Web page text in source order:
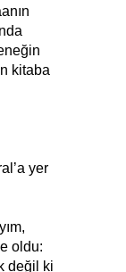
kitaba
yer
oldu:
değil ki